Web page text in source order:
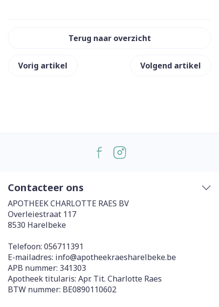
Terug naar overzicht
Vorig artikel Volgend artikel
Contacteer ons
APOTHEEK CHARLOTTE RAES BV
Overleiestraat 117
8530 Harelbeke
Telefoon: 056711391
E-mailadres: info@apotheekraesharelbeke.be
APB nummer: 341303
Apotheek titularis: Apr. Tit. Charlotte Raes
BTW nummer: BE0890110602